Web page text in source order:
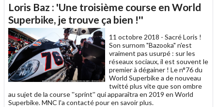
à
un
ami
Loris Baz : 'Une troisième course en World
Superbike, je trouve ça bien !''
11 octobre 2018 - Sacré Loris !
Son surnom "Bazooka" n'est
vraiment pas usurpé : sur les
réseaux sociaux, il est souvent le
premier à dégainer ! Le n°76 du
World Superbike a de nouveau
twitté plus vite que son ombre
au sujet de la course ''sprint'' qui apparaîtra en 2019 en World
Superbike. MNC l'a contacté pour en savoir plus.